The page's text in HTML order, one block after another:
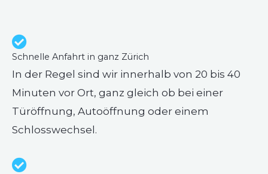
Schnelle Anfahrt in ganz Zürich
In der Regel sind wir innerhalb von 20 bis 40
Minuten vor Ort, ganz gleich ob bei einer
Türöffnung, Autoöffnung oder einem
Schlosswechsel.